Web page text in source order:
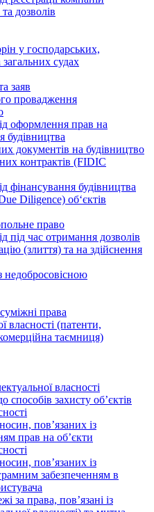
дозволів
у господарських,
судах
заяв
провадження
оформлення прав на
будівництва
документів на будівництво
контрактів (FIDIC
фінансування будівництва
Diligence) об‘єктів
право
час отримання дозволів
(злиття) та на здійснення
недобросовісною
права
власності (патенти,
таємниця)
власності
способів захисту об’єктів
пов’язаних із
прав на об’єкти
пов’язаних із
забезпеченням в
за права, пов’язані із